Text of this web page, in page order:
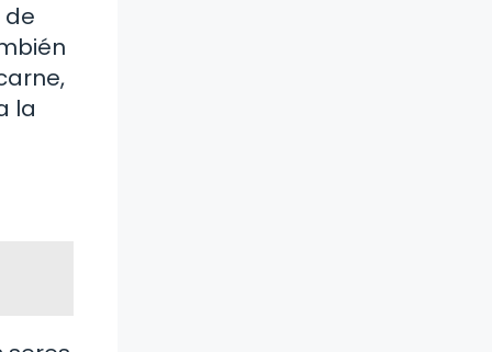
de
la